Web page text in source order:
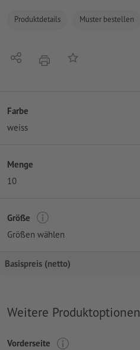
Produktdetails Muster bestellen
Teilen DruckenAuf die Merkliste
Farbe
weiss
Menge
10
Größe
Größen wählen
Basispreis (netto)
Weitere Produktoptionen
Vorderseite